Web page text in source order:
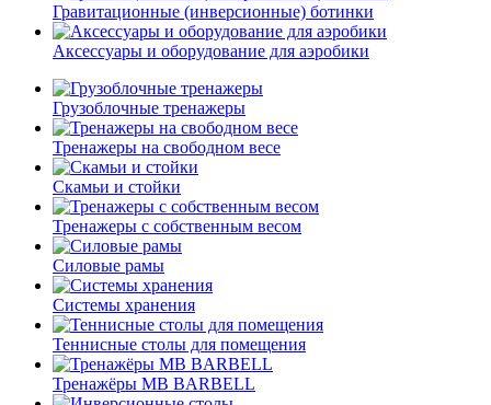
Гравитационные (инверсионные) ботинки
Аксессуары и оборудование для аэробики
Грузоблочные тренажеры
Тренажеры на свободном весе
Скамьи и стойки
Тренажеры с собственным весом
Силовые рамы
Системы хранения
Теннисные столы для помещения
Тренажёры MB BARBELL